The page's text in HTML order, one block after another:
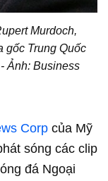
Murdoch,
gốc Trung Quốc
Ảnh: Business
Corp của Mỹ
sóng các clip
đá Ngoại